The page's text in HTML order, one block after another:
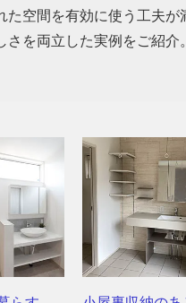
た空間を有効に使う工夫
さを両立した実例をご紹